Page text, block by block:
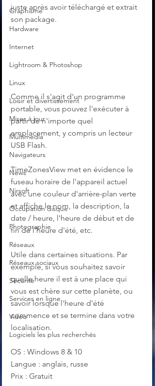
Graphisme
Hardware
Internet
Lightroom & Photoshop
Linux
Loisir et divertissement
Mises à jour
Multimedia
Navigateurs
News
Nirsoft
Occupation disque
Photographie
Réseaux
Réseaux sociaux
Sécurité
Services en ligne
Video
Logiciels les plus recherchés
juste après avoir téléchargé et extrait
son package.
Comme il s'agit d'un programme
portable, vous pouvez l'exécuter à
partir de n'importe quel
emplacement, y compris un lecteur
USB Flash.
TimeZonesView met en évidence le
fuseau horaire de l'appareil actuel
avec une couleur d'arrière-plan verte
et affiche le nom, la description, la
date / heure, l'heure de début et de
fin de l'heure d'été, etc.
Utile dans certaines situations. Par
exemple, si vous souhaitez savoir
quelle heure il est à une place qui
vous est chère sur cette planète, ou
savoir lorsque l'heure d'été
commence et se termine dans votre
localisation.
OS : Windows 8 & 10
Langue : anglais, russe
Prix : Gratuit